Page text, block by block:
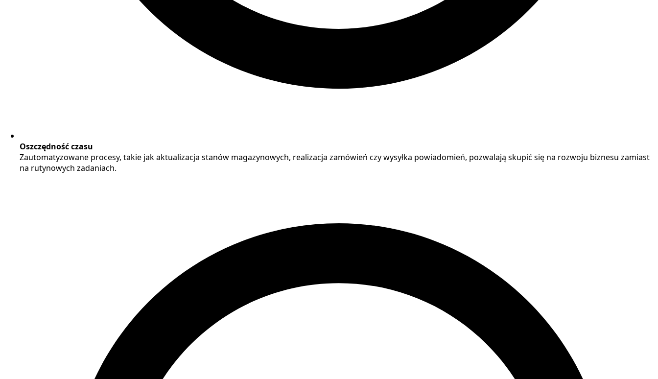
Oszczędność czasu
Zautomatyzowane procesy, takie jak aktualizacja stanów magazynowych, realizacja zamówień czy wysyłka powiadomień, pozwalają skupić się na rozwoju biznesu zamiast
na rutynowych zadaniach.